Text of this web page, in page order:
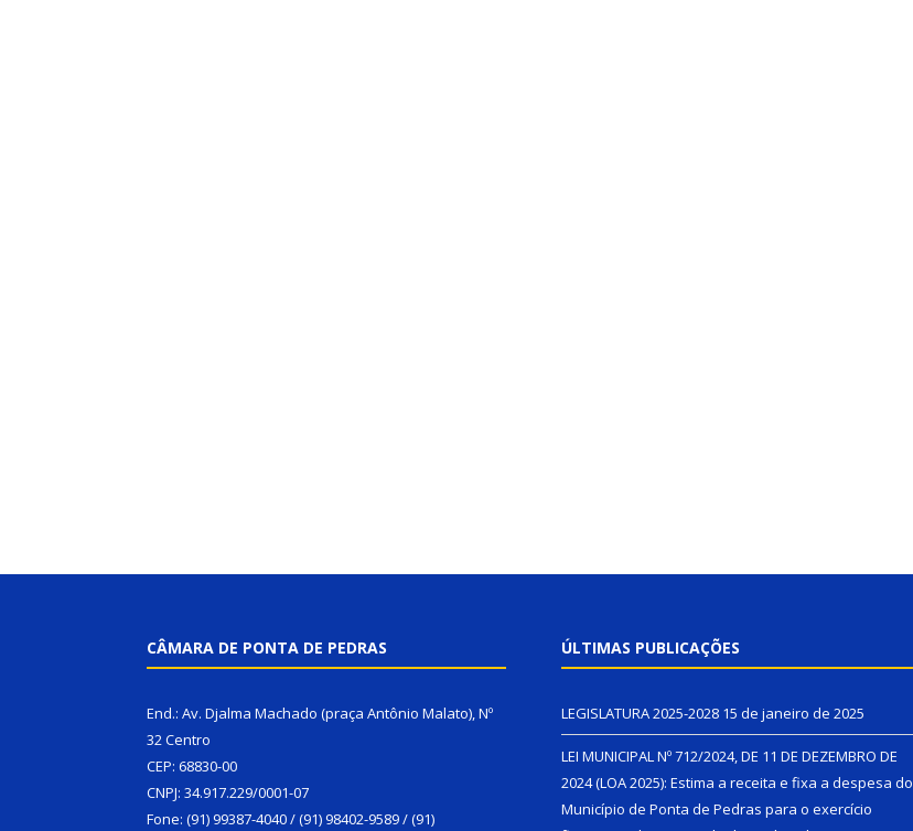
CÂMARA DE PONTA DE PEDRAS
End.: Av. Djalma Machado (praça Antônio Malato), Nº
32 Centro
CEP: 68830-00
CNPJ: 34.917.229/0001-07
Fone: (91) 99387-4040 / (91) 98402-9589 / (91)
ÚLTIMAS PUBLICAÇÕES
LEGISLATURA 2025-2028 15 de janeiro de 2025
LEI MUNICIPAL Nº 712/2024, DE 11 DE DEZEMBRO DE
2024 (LOA 2025): Estima a receita e fixa a despesa do
Município de Ponta de Pedras para o exercício